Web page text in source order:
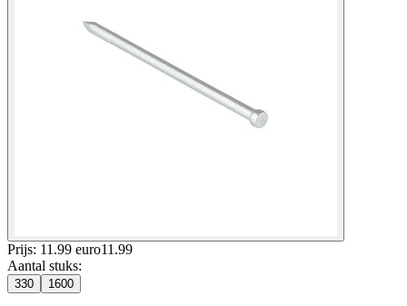
Prijs: 11.99 euro11 .99
Aantal stuks:
330 1600